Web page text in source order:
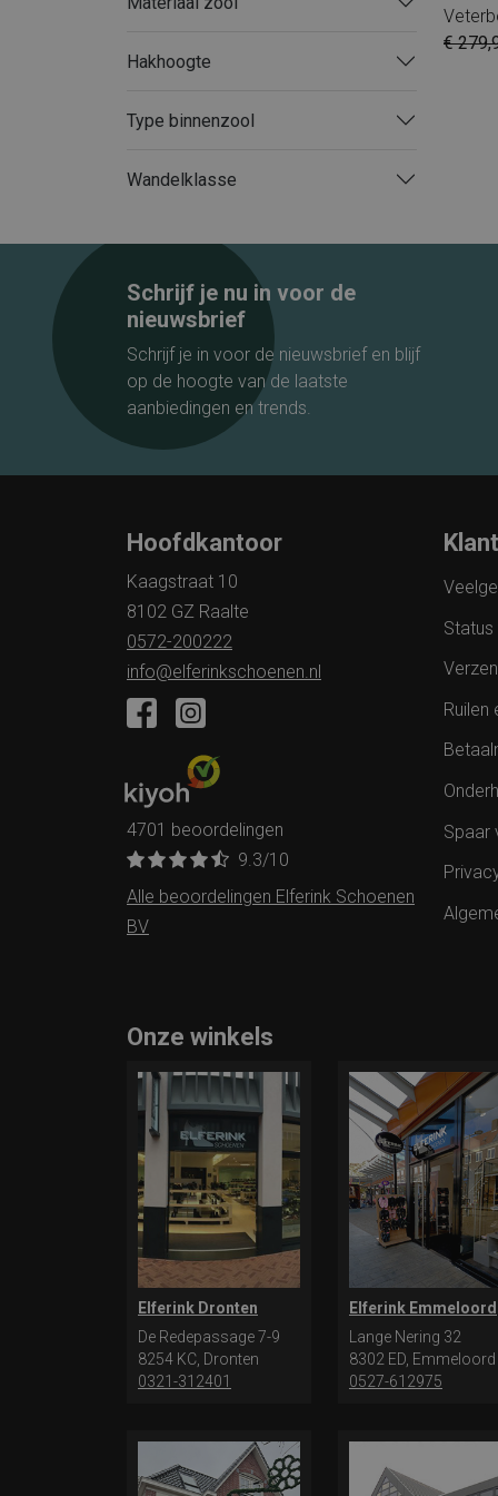
Hakhoogte
Type binnenzool
Wandelklasse
€
Schrijf je nu in voor de
nieuwsbrief
Schrijf je in voor de nieuwsbrief en blijf
op de hoogte van de laatste
aanbiedingen en trends.
Hoofdkantoor
Kaagstraat 10
8102 GZ Raalte
0572-200222
info@elferinkschoenen.nl
4701 beoordelingen
9.3/10
Alle beoordelingen Elferink Schoenen
BV
Status
Ruilen
Spaar
Onze winkels
Elferink Dronten
De Redepassage 7-9
8254 KC, Dronten
0321-312401
Elferink Emmeloord
Lange Nering 32
8302 ED, Emmeloord
0527-612975